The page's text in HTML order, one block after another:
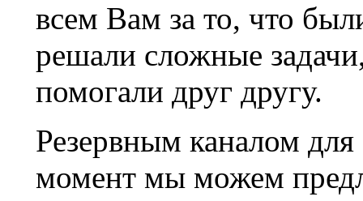
всем Вам за то, что
решали сложные
помогали друг другу.
Резервным каналом
момент мы можем